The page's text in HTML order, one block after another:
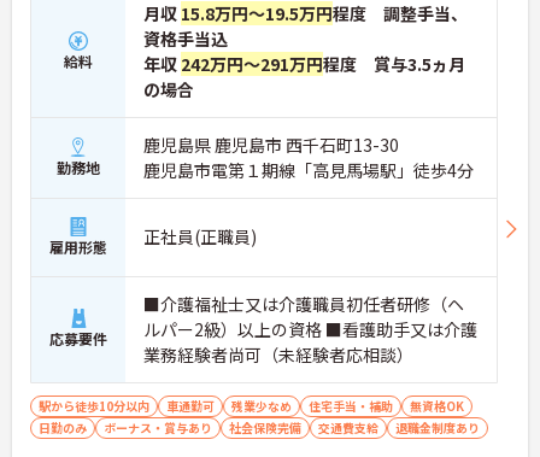
給料
月収 15.8万円～19.5万円程度 調整手当、
資格手当込
年収 242万円～291万円程度 賞与3.5ヵ月
の場合
勤務地
鹿児島県 鹿児島市 西千石町13-30
鹿児島市電第１期線「高見馬場駅」徒歩4分
雇用形態 正社員(正職員)
応募要件
■介護福祉士又は介護職員初任者研修（ヘ
ルパー2級）以上の資格 ■看護助手又は介護
業務経験者尚可（未経験者応相談）
駅から徒歩10分以内 車通勤可 残業少なめ 住宅手当・補助
無資格OK
日勤のみ
ボーナス・賞与あり 社会保険完備 交通費支給 退職金制度あり